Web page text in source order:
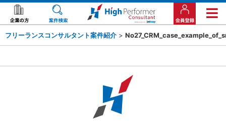
フリーランスコンサルタント案件紹介 >